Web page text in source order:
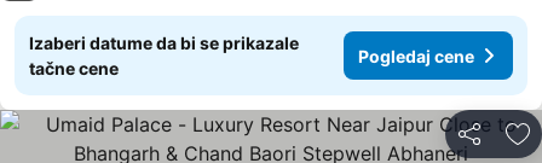
Izaberi datume da bi se prikazale
tačne cene
Pogledaj cene
Deli